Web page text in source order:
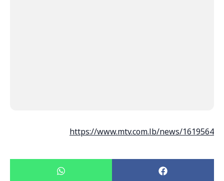
https://www.mtv.com.lb/news/1619564